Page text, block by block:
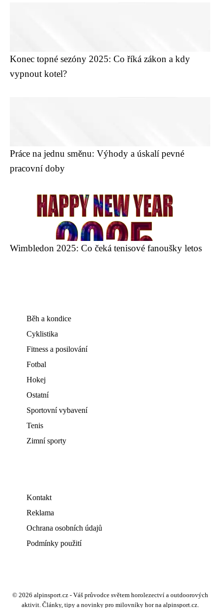
Konec topné sezóny 2025: Co říká zákon a kdy
vypnout kotel?
Práce na jednu směnu: Výhody a úskalí pevné
pracovní doby
Wimbledon 2025: Co čeká tenisové fanoušky letos
Běh a kondice
Cyklistika
Fitness a posilování
Fotbal
Hokej
Ostatní
Sportovní vybavení
Tenis
Zimní sporty
Kontakt
Reklama
Ochrana osobních údajů
Podmínky použití
© 2026 alpinsport.cz - Váš průvodce světem horolezectví a outdoorových
aktivit. Články, tipy a novinky pro milovníky hor na alpinsport.cz.